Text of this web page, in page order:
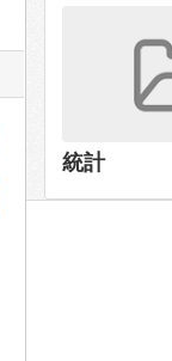
統計